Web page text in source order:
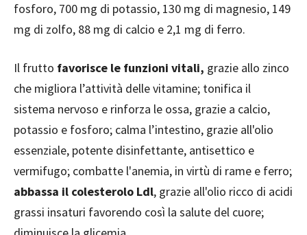
fosforo, 700 mg di potassio, 130 mg di magnesio, 149
mg di zolfo, 88 mg di calcio e 2,1 mg di ferro.
Il frutto favorisce le funzioni vitali, grazie allo zinco
che migliora l’attività delle vitamine; tonifica il
sistema nervoso e rinforza le ossa, grazie a calcio,
potassio e fosforo; calma l’intestino, grazie all'olio
essenziale, potente disinfettante, antisettico e
vermifugo; combatte l'anemia, in virtù di rame e ferro;
abbassa il colesterolo Ldl, grazie all'olio ricco di acidi
grassi insaturi favorendo così la salute del cuore;